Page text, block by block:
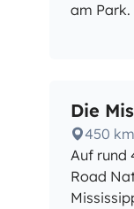
am Park.
Die
450 km
Auf rund
Road